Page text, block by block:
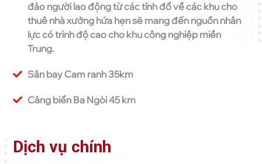
đảo người lao động từ các tỉnh đổ về các khu cho
thuê nhà xưởng hứa hẹn sẽ mang đến nguồn nhân
lực có trình độ cao cho khu công nghiệp miền
Trung.
Sân bay Cam ranh 35km
Cảng biển Ba Ngòi 45 km
Dịch vụ chính